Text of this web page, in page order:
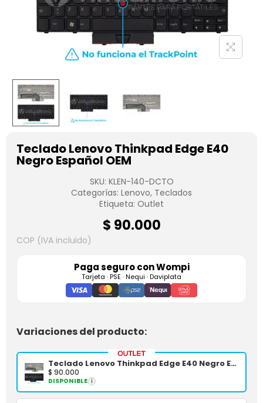
Teclado Lenovo Thinkpad Edge E40
Negro Español OEM
SKU: KLEN-140-DCTO
Categorías: Lenovo, Teclados
Etiqueta: Outlet
$ 90.000
COP (IVA incluido)
Paga seguro conWompi
Tarjeta · PSE · Nequi · Daviplata
Variaciones del producto:
Teclado Lenovo Thinkpad Edge E40 Negro Español OEM
$ 90.000
DISPONIBLE i